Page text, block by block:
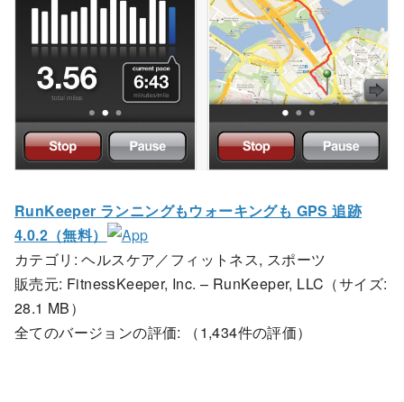
RunKeeper ランニングもウォーキングも GPS 追跡
4.0.2（無料）
カテゴリ: ヘルスケア／フィットネス, スポーツ
販売元: FitnessKeeper, Inc. – RunKeeper, LLC（サイズ:
28.1 MB）
全てのバージョンの評価:
（1,434件の評価）